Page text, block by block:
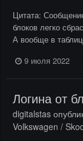
Цитата:
блоков легко
А вообще в
9 июля 2022
Логина от
digitalstas
Volkswagen /